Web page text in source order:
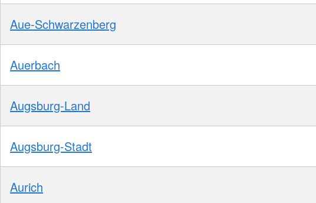
Aue-Schwarzenberg
Auerbach
Augsburg-Land
Augsburg-Stadt
Aurich